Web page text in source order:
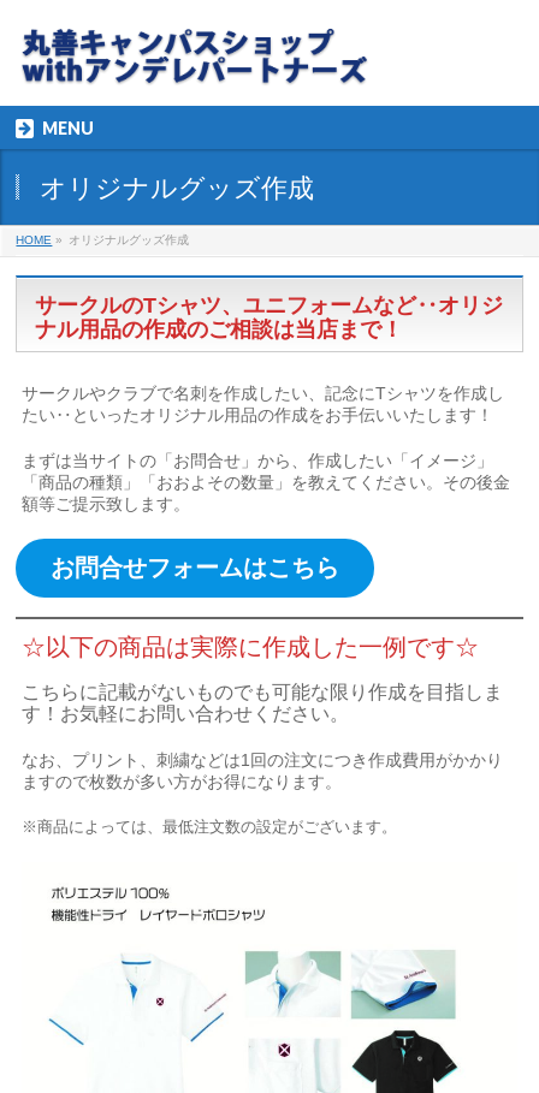
MENU
オリジナルグッズ作成
HOME » オリジナルグッズ作成
サークルのTシャツ、ユニフォームなど‥オリジ
ナル用品の作成のご相談は当店まで！
サークルやクラブで名刺を作成したい、記念にTシャツを作成し
たい‥といったオリジナル用品の作成をお手伝いいたします！
まずは当サイトの「お問合せ」から、作成したい「イメージ」
「商品の種類」「おおよその数量」を教えてください。その後金
額等ご提示致します。
お問合せフォームはこちら
☆以下の商品は実際に作成した一例です☆
こちらに記載がないものでも可能な限り作成を目指しま
す！お気軽にお問い合わせください。
なお、プリント、刺繍などは1回の注文につき作成費用がかかり
ますので枚数が多い方がお得になります。
※商品によっては、最低注文数の設定がございます。